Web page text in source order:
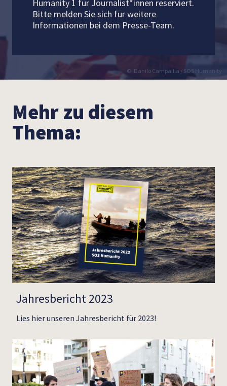
Danilo Campailla / SOS Humanity
Humanity 1 für Journalist*innen reserviert.
Bitte melden Sie sich für weitere
Informationen bei dem Presse-Team.
Mehr zu diesem
Thema:
Jahresbericht 2023
Lies hier unseren Jahresbericht für 2023!